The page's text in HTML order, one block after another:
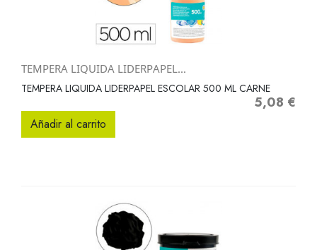
TEMPERA LIQUIDA LIDERPAPEL...
TEMPERA LIQUIDA LIDERPAPEL ESCOLAR 500 ML CARNE
Precio
5,08 €
Añadir al carrito